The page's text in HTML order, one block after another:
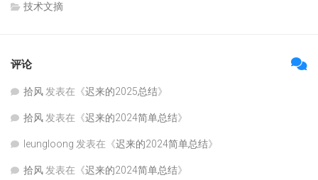
技术文摘
评论
拾风 发表在《迟来的2025总结》
拾风 发表在《迟来的2024简单总结》
leungloong 发表在《迟来的2024简单总结》
拾风 发表在《迟来的2024简单总结》